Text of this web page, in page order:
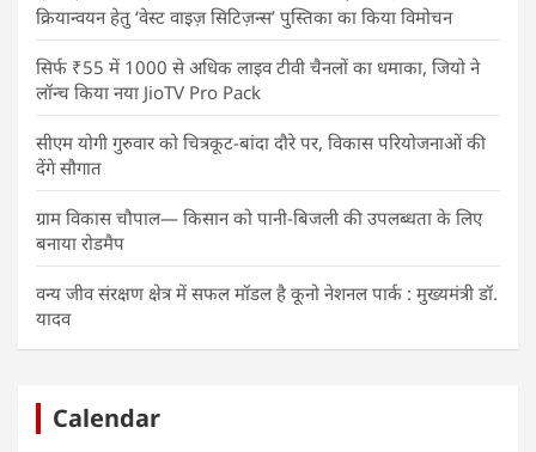
क्रियान्वयन हेतु ‘वेस्ट वाइज़ सिटिज़न्स’ पुस्तिका का किया विमोचन
सिर्फ ₹55 में 1000 से अधिक लाइव टीवी चैनलों का धमाका, जियो ने
लॉन्च किया नया JioTV Pro Pack
सीएम योगी गुरुवार को चित्रकूट-बांदा दौरे पर, विकास परियोजनाओं की
देंगे सौगात
ग्राम विकास चौपाल— किसान को पानी-बिजली की उपलब्धता के लिए
बनाया रोडमैप
वन्य जीव संरक्षण क्षेत्र में सफल मॉडल है कूनो नेशनल पार्क : मुख्यमंत्री डॉ.
यादव
Calendar